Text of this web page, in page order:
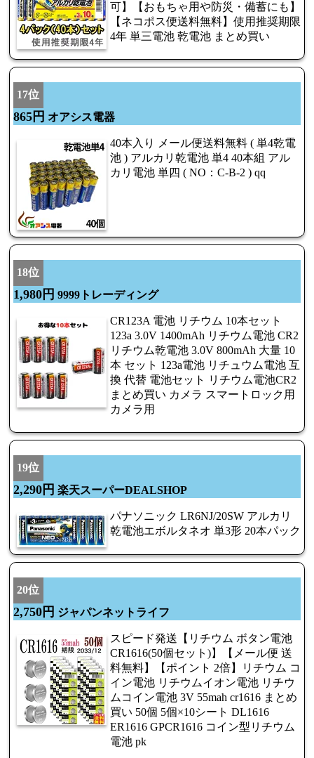
可】【おもちゃ用や防災・備蓄にも】
【ネコポス便送料無料】使用推奨期限
4年 単三電池 乾電池 まとめ買い
17位
865円 オアシス電器
40本入り メール便送料無料 ( 単4乾電
池 ) アルカリ乾電池 単4 40本組 アル
カリ電池 単四 ( NO：C-B-2 ) qq
18位
1,980円 9999トレーディング
CR123A 電池 リチウム 10本セット
123a 3.0V 1400mAh リチウム電池 CR2
リチウム乾電池 3.0V 800mAh 大量 10
本 セット 123a電池 リチュウム電池 互
換 代替 電池セット リチウム電池CR2
まとめ買い カメラ スマートロック用
カメラ用
19位
2,290円 楽天スーパーDEALSHOP
パナソニック LR6NJ/20SW アルカリ
乾電池エボルタネオ 単3形 20本パック
20位
2,750円 ジャパンネットライフ
スピード発送【リチウム ボタン電池
CR1616(50個セット)】【メール便 送
料無料】【ポイント 2倍】リチウム コ
イン電池 リチウムイオン電池 リチウ
ムコイン電池 3V 55mah cr1616 まとめ
買い 50個 5個×10シート DL1616
ER1616 GPCR1616 コイン型リチウム
電池 pk